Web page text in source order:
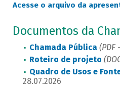
Acesse o arquivo da
Documentos da
Chamada Pública (PDF
Roteiro de projeto
Quadro de Usos e
28.07.2026